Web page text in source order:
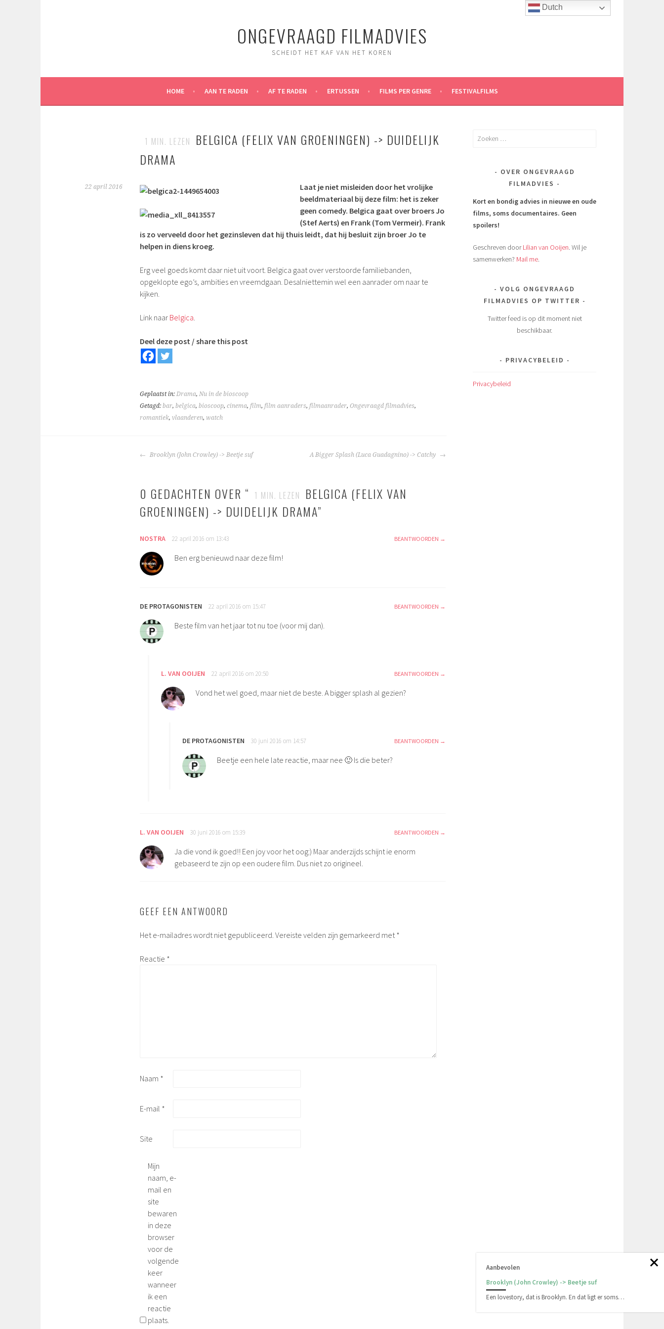
ONGEVRAAGD FILMADVIES
SCHEIDT HET KAF VAN HET KOREN
HOME AAN TE RADEN AF TE RADEN ERTUSSEN FILMS PER GENRE FESTIVALFILMS
1 MIN. LEZEN
BELGICA (FELIX VAN GROENINGEN) -> DUIDELIJK
DRAMA
22 april 2016
Laat je niet misleiden door het vrolijke
beeldmateriaal bij deze film: het is zeker
geen comedy. Belgica gaat over broers Jo
(Stef Aerts) en Frank (Tom Vermeir). Frank
is zo verveeld door het gezinsleven dat hij thuis leidt, dat hij besluit zijn broer Jo te
helpen in diens kroeg.
Erg veel goeds komt daar niet uit voort. Belgica gaat over verstoorde familiebanden,
opgeklopte ego’s, ambities en vreemdgaan. Desalniettemin wel een aanrader om naar te
kijken.
Link naar Belgica.
Deel deze post / share this post
Geplaatst in: Drama, Nu in de bioscoop
Getagd: bar, belgica, bioscoop, cinema, film, film aanraders, filmaanrader, Ongevraagd filmadvies,
romantiek, vlaanderen, watch
BERICHTNAVIGATIE
Brooklyn (John Crowley) -> Beetje suf A Bigger Splash (Luca Guadagnino) -> Catchy
0 GEDACHTEN OVER “ 1 MIN. LEZEN
BELGICA (FELIX VAN
GROENINGEN) -> DUIDELIJK DRAMA”
NOSTRA 22 april 2016 om 13:43 BEANTWOORDEN
Ben erg benieuwd naar deze film!
DE PROTAGONISTEN 22 april 2016 om 15:47 BEANTWOORDEN
Beste film van het jaar tot nu toe (voor mij dan).
L. VAN OOIJEN 22 april 2016 om 20:50 BEANTWOORDEN
Vond het wel goed, maar niet de beste. A bigger splash al gezien?
DE PROTAGONISTEN 30 juni 2016 om 14:57 BEANTWOORDEN
Beetje een hele late reactie, maar nee 🙂 Is die beter?
L. VAN OOIJEN 30 juni 2016 om 15:39 BEANTWOORDEN
Ja die vond ik goed!! Een joy voor het oog:) Maar anderzijds schijnt ie enorm
gebaseerd te zijn op een oudere film. Dus niet zo origineel.
GEEF EEN ANTWOORD
Het e-mailadres wordt niet gepubliceerd. Vereiste velden zijn gemarkeerd met *
Reactie *
Naam *
E-mail *
Site
Mijn
naam, e-
mail en
site
bewaren
in deze
browser
voor de
volgende
keer
wanneer
ik een
reactie
plaats.
Zoeken
OVER ONGEVRAAGD
FILMADVIES
Kort en bondig advies in nieuwe en oude
films, soms documentaires. Geen
spoilers!
Geschreven doorLilian van Ooijen. Wil je
samenwerken? Mail me.
VOLG ONGEVRAAGD
FILMADVIES OP TWITTER
Twitter feed is op dit moment niet
beschikbaar.
PRIVACYBELEID
Privacybeleid
Aanbevolen
Brooklyn (John Crowley) -> Beetje suf
Een lovestory, dat is Brooklyn. En dat ligt er soms…
Dutch